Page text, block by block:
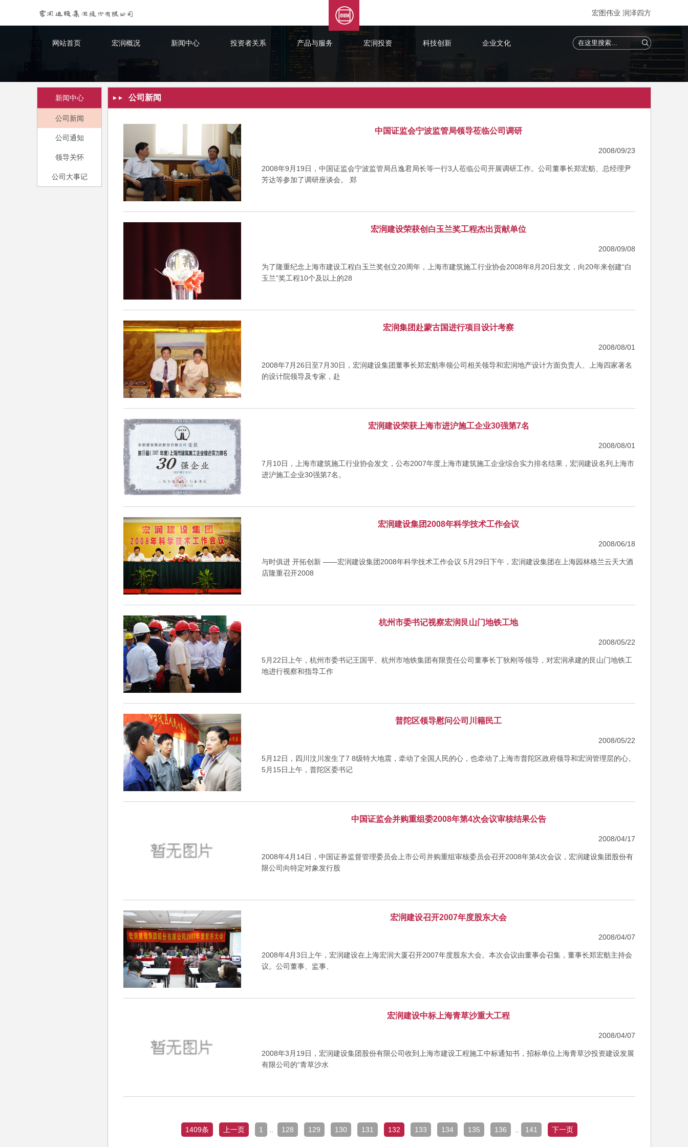
宏图伟业 润泽四方
网站首页 宏润概况 新闻中心 投资者关系 产品与服务 宏润投资 科技创新 企业文化
新闻中心
公司新闻
公司通知
领导关怀
公司大事记
公司新闻
中国证监会宁波监管局领导莅临公司调研
2008/09/23
2008年9月19日，中国证监会宁波监管局吕逸君局长等一行3人莅临公司开展调研工作。公司董事长郑宏舫、总经理尹
芳达等参加了调研座谈会。 郑
宏润建设荣获创白玉兰奖工程杰出贡献单位
2008/09/08
为了隆重纪念上海市建设工程白玉兰奖创立20周年，上海市建筑施工行业协会2008年8月20日发文，向20年来创建“白
玉兰”奖工程10个及以上的28
宏润集团赴蒙古国进行项目设计考察
2008/08/01
2008年7月26日至7月30日，宏润建设集团董事长郑宏舫率领公司相关领导和宏润地产设计方面负责人、上海四家著名
的设计院领导及专家，赴
宏润建设荣获上海市进沪施工企业30强第7名
2008/08/01
7月10日，上海市建筑施工行业协会发文，公布2007年度上海市建筑施工企业综合实力排名结果，宏润建设名列上海市
进沪施工企业30强第7名。
宏润建设集团2008年科学技术工作会议
2008/06/18
与时俱进 开拓创新 ——宏润建设集团2008年科学技术工作会议 5月29日下午，宏润建设集团在上海园林格兰云天大酒
店隆重召开2008
杭州市委书记视察宏润艮山门地铁工地
2008/05/22
5月22日上午，杭州市委书记王国平、杭州市地铁集团有限责任公司董事长丁狄刚等领导，对宏润承建的艮山门地铁工
地进行视察和指导工作
普陀区领导慰问公司川籍民工
2008/05/22
5月12日，四川汶川发生了7 8级特大地震，牵动了全国人民的心，也牵动了上海市普陀区政府领导和宏润管理层的心。
5月15日上午，普陀区委书记
中国证监会并购重组委2008年第4次会议审核结果公告
2008/04/17
2008年4月14日，中国证券监督管理委员会上市公司并购重组审核委员会召开2008年第4次会议，宏润建设集团股份有
限公司向特定对象发行股
宏润建设召开2007年度股东大会
2008/04/07
2008年4月3日上午，宏润建设在上海宏润大厦召开2007年度股东大会。本次会议由董事会召集，董事长郑宏舫主持会
议。公司董事、监事、
宏润建设中标上海青草沙重大工程
2008/04/07
2008年3月19日，宏润建设集团股份有限公司收到上海市建设工程施工中标通知书，招标单位上海青草沙投资建设发展
有限公司的“青草沙水
1409条 上一页 1 128 129 130 131 132 133 134 135 136 141 下一页